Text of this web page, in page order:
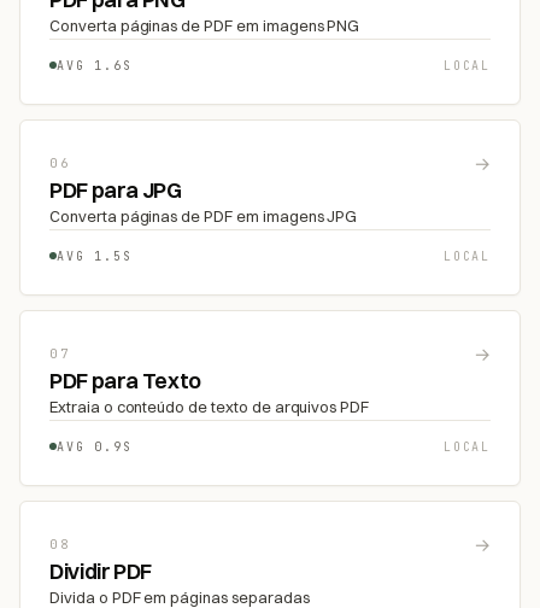
Converta páginas de PDF em imagens PNG
AVG 1.6S LOCAL
06 →
PDF para JPG
Converta páginas de PDF em imagens JPG
AVG 1.5S LOCAL
07 →
PDF para Texto
Extraia o conteúdo de texto de arquivos PDF
AVG 0.9S LOCAL
08 →
Dividir PDF
Divida o PDF em páginas separadas